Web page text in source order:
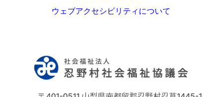
ウェブアクセシビリティについて